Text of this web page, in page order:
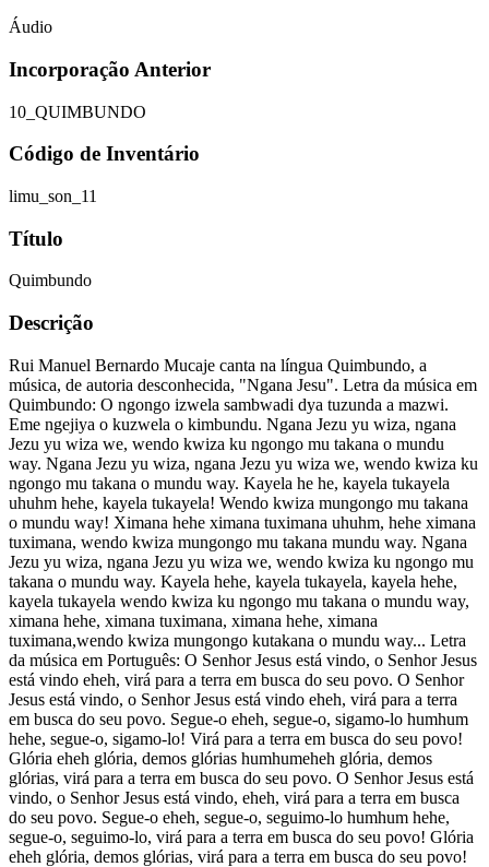
Áudio
Incorporação Anterior
10_QUIMBUNDO
Código de Inventário
limu_son_11
Título
Quimbundo
Descrição
Rui Manuel Bernardo Mucaje canta na língua Quimbundo, a
música, de autoria desconhecida, "Ngana Jesu". Letra da música em
Quimbundo: O ngongo izwela sambwadi dya tuzunda a mazwi.
Eme ngejiya o kuzwela o kimbundu. Ngana Jezu yu wiza, ngana
Jezu yu wiza we, wendo kwiza ku ngongo mu takana o mundu
way. Ngana Jezu yu wiza, ngana Jezu yu wiza we, wendo kwiza ku
ngongo mu takana o mundu way. Kayela he he, kayela tukayela
uhuhm hehe, kayela tukayela! Wendo kwiza mungongo mu takana
o mundu way! Ximana hehe ximana tuximana uhuhm, hehe ximana
tuximana, wendo kwiza mungongo mu takana mundu way. Ngana
Jezu yu wiza, ngana Jezu yu wiza we, wendo kwiza ku ngongo mu
takana o mundu way. Kayela hehe, kayela tukayela, kayela hehe,
kayela tukayela wendo kwiza ku ngongo mu takana o mundu way,
ximana hehe, ximana tuximana, ximana hehe, ximana
tuximana,wendo kwiza mungongo kutakana o mundu way... Letra
da música em Português: O Senhor Jesus está vindo, o Senhor Jesus
está vindo eheh, virá para a terra em busca do seu povo. O Senhor
Jesus está vindo, o Senhor Jesus está vindo eheh, virá para a terra
em busca do seu povo. Segue-o eheh, segue-o, sigamo-lo humhum
hehe, segue-o, sigamo-lo! Virá para a terra em busca do seu povo!
Glória eheh glória, demos glórias humhumeheh glória, demos
glórias, virá para a terra em busca do seu povo. O Senhor Jesus está
vindo, o Senhor Jesus está vindo, eheh, virá para a terra em busca
do seu povo. Segue-o eheh, segue-o, seguimo-lo humhum hehe,
segue-o, seguimo-lo, virá para a terra em busca do seu povo! Glória
eheh glória, demos glórias, virá para a terra em busca do seu povo!